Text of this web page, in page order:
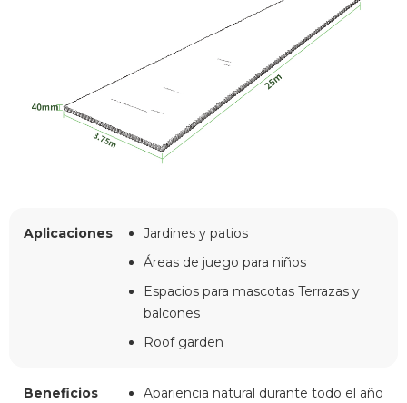
Aplicaciones
Jardines y patios
Áreas de juego para niños
Espacios para mascotas Terrazas y
balcones
Roof garden
Beneficios
Apariencia natural durante todo el año